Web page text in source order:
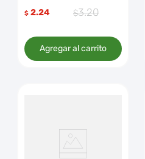
$ 2.24 3.20
Agregar al carrito